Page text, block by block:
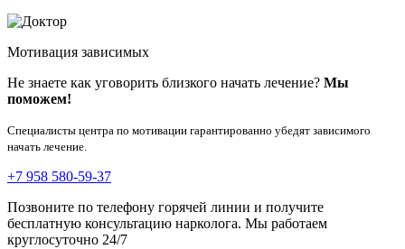
Мотивация зависимых
Не знаете как уговорить близкого начать лечение? Мы
поможем!
Специалисты центра по мотивации гарантированно убедят зависимого
начать лечение.
+7 958 580-59-37
Позвоните по телефону горячей линии и получите
бесплатную консультацию нарколога. Мы работаем
круглосуточно 24/7